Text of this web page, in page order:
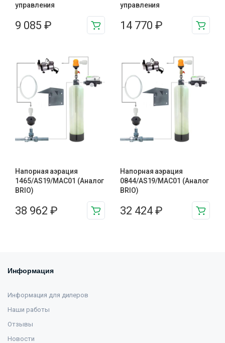
управления
9 085 ₽
управления
14 770 ₽
Напорная аэрация
1465/AS19/MAC01 (Аналог
BRIO)
38 962 ₽
Напорная аэрация
0844/AS19/MAC01 (Аналог
BRIO)
32 424 ₽
Информация
Информация для дилеров
Наши работы
Отзывы
Новости